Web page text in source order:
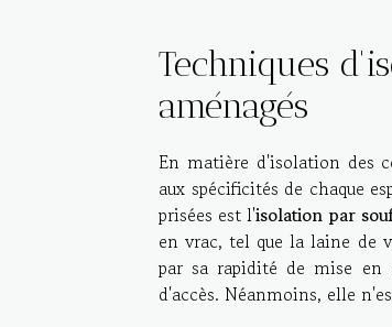
Techniques
aménagés
En matière d'isolation des
aux spécificités de chaque
prisées est l'isolation par
en vrac, tel que la laine de
par sa rapidité de mise
d'accès. Néanmoins, elle